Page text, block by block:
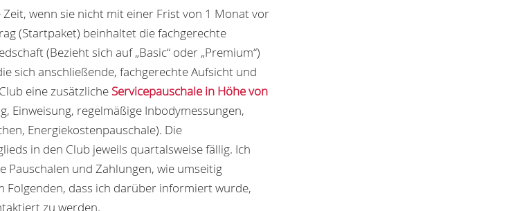
wenn sie nicht mit einer Frist von 1 Monat vor
(Startpaket) beinhaltet die fachgerechte
(Bezieht sich auf „Basic“ oder „Premium“)
sich anschließende, fachgerechte Aufsicht und
eine zusätzliche Servicepauschale in Höhe von
Einweisung, regelmäßige Inbodymessungen,
Energiekostenpauschale). Die
in den Club jeweils quartalsweise fällig. Ich
Pauschalen und Zahlungen, wie umseitig
Folgenden, dass ich darüber informiert wurde,
zu werden.